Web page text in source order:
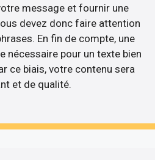
message et fournir une
devez donc faire attention
En fin de compte, une
nécessaire pour un texte bien
ce biais, votre contenu sera
et de qualité.